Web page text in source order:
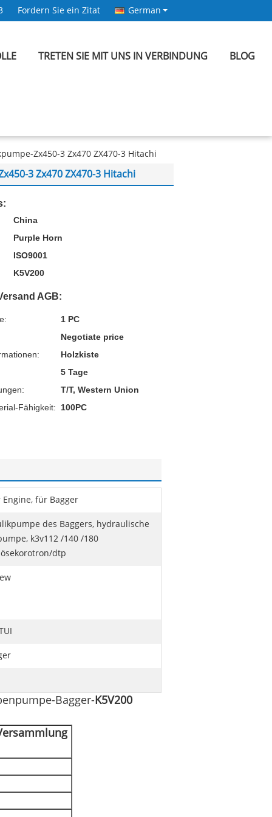
Fordern Sie ein Zitat German
TRETEN SIE MIT UNS IN VERBINDUNG BLOG
Zx450-3 Zx470 ZX470-3 Hitachi
3 Zx470 ZX470-3 Hitachi
China
Purple Horn
ISO9001
K5V200
AGB:
1 PC
Negotiate price
Holzkiste
5 Tage
T/T, Western Union
Fähigkeit:
100PC
Engine, für Bagger
des Baggers, hydraulische
k3v112 /140 /180
dtp
Bagger-K5V200